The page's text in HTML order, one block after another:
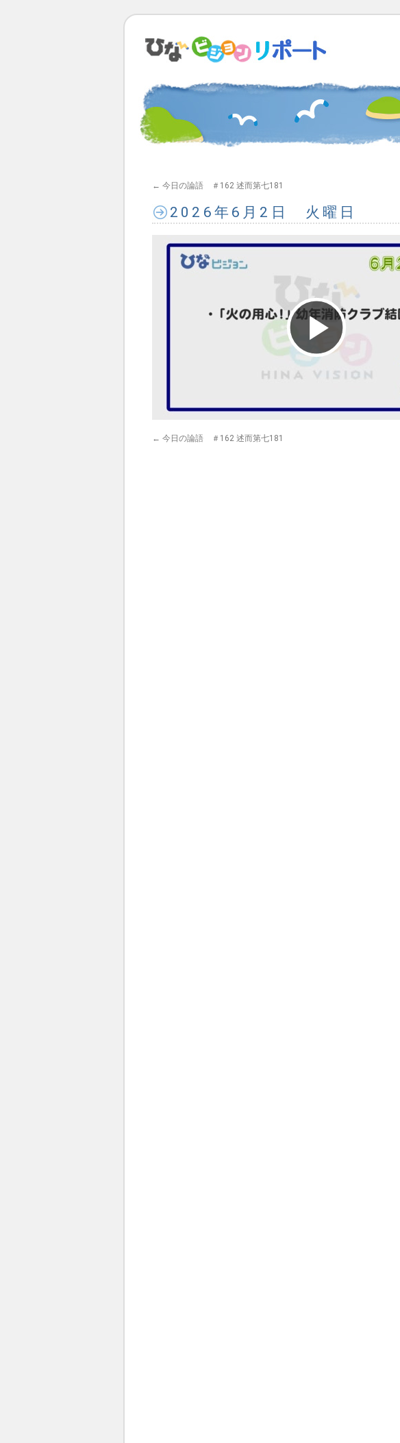
← 今日の論語 ＃162 述而第七181
2026年6月2日 火曜日
Play
Video
← 今日の論語 ＃162 述而第七181